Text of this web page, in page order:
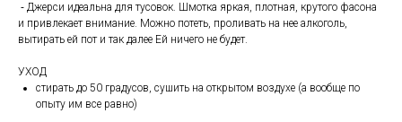
⁃ Джерси идеальна для тусовок. Шмотка яркая, плотная, крутого фасона
и привлекает внимание. Можно потеть, проливать на нее алкоголь,
вытирать ей пот и так далее Ей ничего не будет.
УХОД
стирать до 50 градусов, сушить на открытом воздухе (а вообще по
опыту им все равно)